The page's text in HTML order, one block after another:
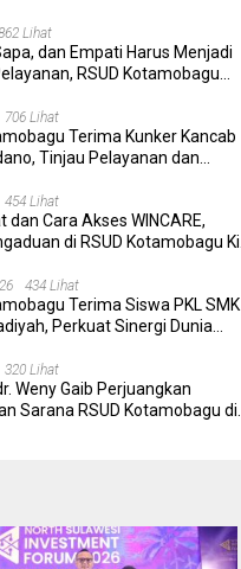
Hadirkan
Digital
Mongondow
Seorang
Lihat
dan Empati Harus Menjadi
RSUD Kotamobagu
706 Lihat
Terima Kunker Kancab
Tinjau Pelayanan dan
454 Lihat
dan Cara Akses WINCARE,
di RSUD Kotamobagu
434 Lihat
Terima Siswa PKL SMK
Perkuat Sinergi Dunia
320 Lihat
Weny Gaib Perjuangkan
Sarana RSUD Kotamobagu di